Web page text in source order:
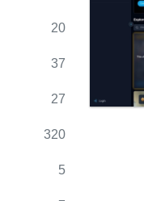
20
37
27
320
5